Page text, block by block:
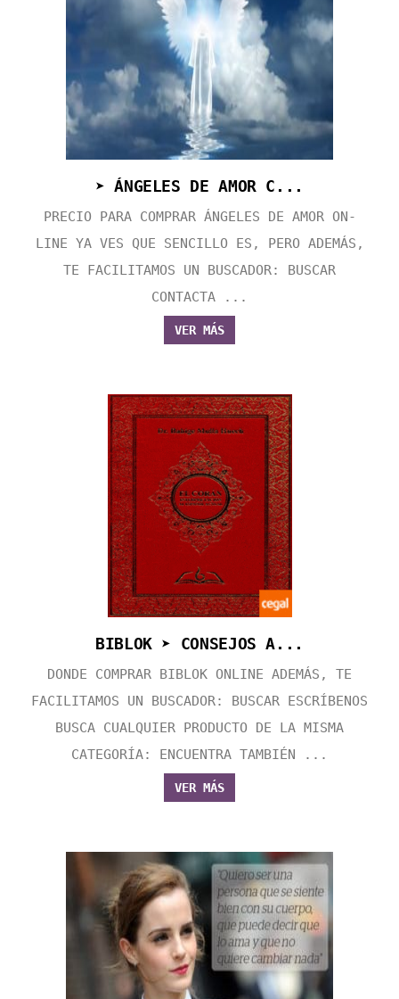
➤ ÁNGELES DE AMOR C...
PRECIO PARA COMPRAR ÁNGELES DE AMOR ON-
LINE YA VES QUE SENCILLO ES, PERO ADEMÁS,
TE FACILITAMOS UN BUSCADOR: BUSCAR
CONTACTA ...
VER MÁS
BIBLOK ➤ CONSEJOS A...
DONDE COMPRAR BIBLOK ONLINE ADEMÁS, TE
FACILITAMOS UN BUSCADOR: BUSCAR ESCRÍBENOS
BUSCA CUALQUIER PRODUCTO DE LA MISMA
CATEGORÍA: ENCUENTRA TAMBIÉN ...
VER MÁS